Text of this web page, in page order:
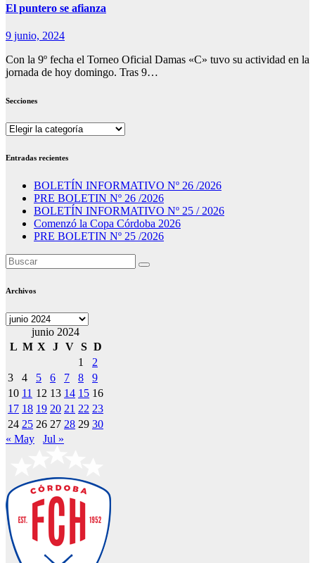
El puntero se afianza
9 junio, 2024
Con la 9º fecha el Torneo Oficial Damas «C» tuvo su actividad en la
jornada de hoy domingo. Tras 9…
Secciones
Secciones
Entradas recientes
BOLETÍN INFORMATIVO Nº 26 /2026
PRE BOLETIN Nº 26 /2026
BOLETÍN INFORMATIVO Nº 25 / 2026
Comenzó la Copa Córdoba 2026
PRE BOLETIN Nº 25 /2026
Archivos
Archivos
junio 2024
L M X J V S D
1
2
3
4 5 6 7 8
9
10 11 12 13 14 15 16
17 18 19 20 21 22 23
24 25 26 27 28 29 30
« May
Jul »